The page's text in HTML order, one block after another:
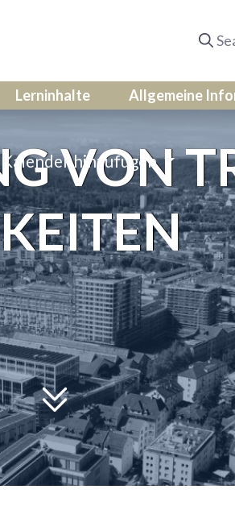
Lerninhalte Allgemeine
hinzufügen
VON